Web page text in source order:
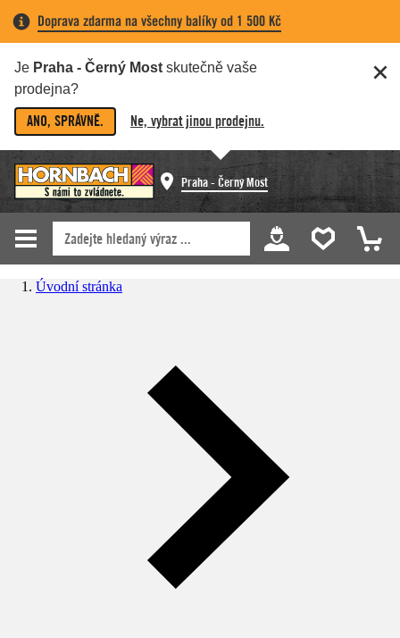
Doprava zdarma na všechny balíky od 1 500 Kč
Je Praha - Černý Most skutečně vaše
prodejna?
ANO, SPRÁVNĚ. Ne, vybrat jinou prodejnu.
Praha - Černý Most
Úvodní stránka